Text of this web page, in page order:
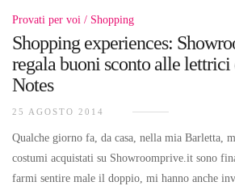
Provati per voi Shopping
Shopping experiences:
regala buoni sconto alle
Notes
25 AGOSTO 2014
Qualche giorno fa, da casa, nella mia Barletta,
costumi acquistati su Showroomprive.it sono
farmi sentire male il doppio, mi hanno anche